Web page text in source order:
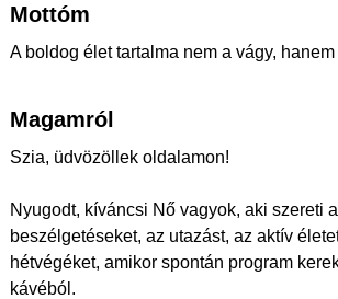
Mottóm
A boldog élet tartalma nem a vágy, hanem
Magamról
Szia, üdvözöllek oldalamon!
Nyugodt, kíváncsi Nő vagyok, aki szereti
beszélgetéseket, az utazást, az aktív
hétvégéket, amikor spontán program
kávéból.